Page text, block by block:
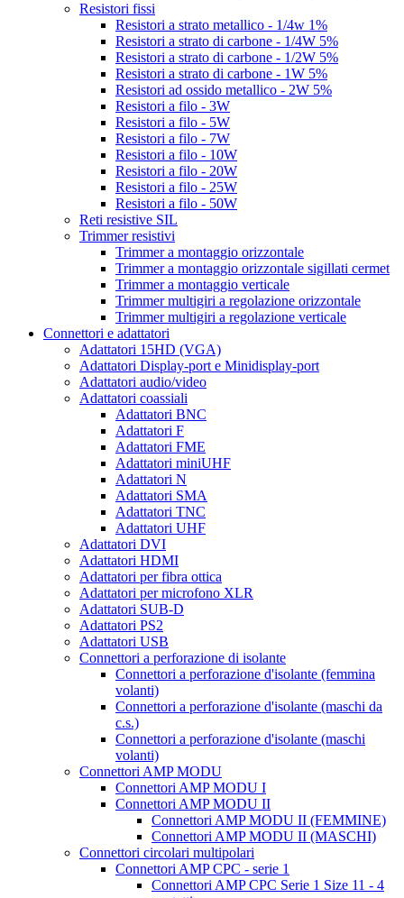
Resistori fissi
Resistori a strato metallico - 1/4w 1%
Resistori a strato di carbone - 1/4W 5%
Resistori a strato di carbone - 1/2W 5%
Resistori a strato di carbone - 1W 5%
Resistori ad ossido metallico - 2W 5%
Resistori a filo - 3W
Resistori a filo - 5W
Resistori a filo - 7W
Resistori a filo - 10W
Resistori a filo - 20W
Resistori a filo - 25W
Resistori a filo - 50W
Reti resistive SIL
Trimmer resistivi
Trimmer a montaggio orizzontale
Trimmer a montaggio orizzontale sigillati cermet
Trimmer a montaggio verticale
Trimmer multigiri a regolazione orizzontale
Trimmer multigiri a regolazione verticale
Connettori e adattatori
Adattatori 15HD (VGA)
Adattatori Display-port e Minidisplay-port
Adattatori audio/video
Adattatori coassiali
Adattatori BNC
Adattatori F
Adattatori FME
Adattatori miniUHF
Adattatori N
Adattatori SMA
Adattatori TNC
Adattatori UHF
Adattatori DVI
Adattatori HDMI
Adattatori per fibra ottica
Adattatori per microfono XLR
Adattatori SUB-D
Adattatori PS2
Adattatori USB
Connettori a perforazione di isolante
Connettori a perforazione d'isolante (femmina
volanti)
Connettori a perforazione d'isolante (maschi da
c.s.)
Connettori a perforazione d'isolante (maschi
volanti)
Connettori AMP MODU
Connettori AMP MODU I
Connettori AMP MODU II
Connettori AMP MODU II (FEMMINE)
Connettori AMP MODU II (MASCHI)
Connettori circolari multipolari
Connettori AMP CPC - serie 1
Connettori AMP CPC Serie 1 Size 11 - 4